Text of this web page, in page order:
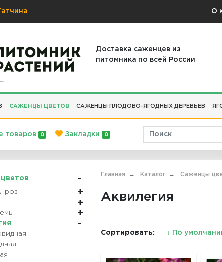
О
Доставка саженцев из
питомника по всей России
САЖЕНЦЫ ЦВЕТОВ САЖЕНЦЫ ПЛОДОВО-ЯГОДНЫХ ДЕРЕВЬЕВ
товаров 0 Закладки 0
роз
Главная Каталог Саженцы
Аквилегия
Сортировать: ↓ По